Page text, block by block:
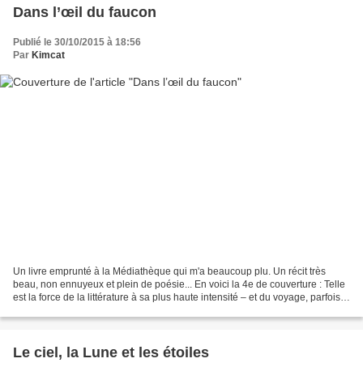
Dans l’œil du faucon
Publié le 30/10/2015 à 18:56
Par Kimcat
Un livre emprunté à la Médiathèque qui m'a beaucoup plu. Un récit très
beau, non ennuyeux et plein de poésie... En voici la 4e de couverture : Telle
est la force de la littérature à sa plus haute intensité – et du voyage, parfois :
Le ciel, la Lune et les étoiles